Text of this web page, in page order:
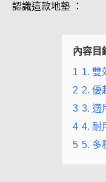
認識這款地墊 ：
內容目
1 1. 雙
2 2. 優
3 3. 適
4 4. 耐
5 5. 多